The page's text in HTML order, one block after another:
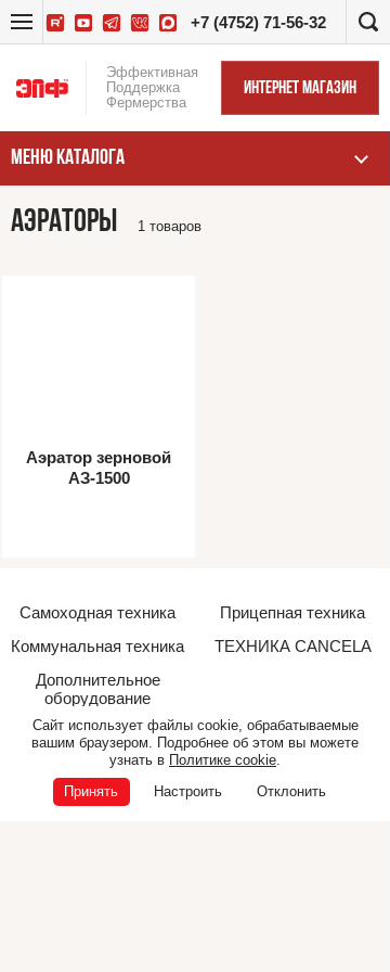
+7 (4752) 71-56-32
Эффективная
Поддержка
Фермерства
ИНТЕРНЕТ МАГАЗИН
МЕНЮ КАТАЛОГА
АЭРАТОРЫ 1 товаров
Аэратор зерновой
АЗ-1500
Самоходная техника
Прицепная техника
Коммунальная техника
ТЕХНИКА CANCELA
Дополнительное
оборудование
© ООО «Э.П.Ф.», 2026
ИНН 6832040165
Сайт использует файлы cookie, обрабатываемые
вашим браузером. Подробнее об этом вы можете
узнать в Политике cookie.
Принять
Настроить Отклонить